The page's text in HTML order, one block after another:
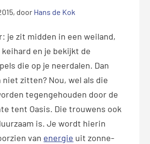
, door Hans de Kok
je zit midden in een weiland,
en je bekijkt de
die op je neerdalen. Dan
zitten? Nou, wel als die
tegengehouden door de
tent Oasis. Die trouwens ook
is. Je wordt hierin
van energie uit zonne-